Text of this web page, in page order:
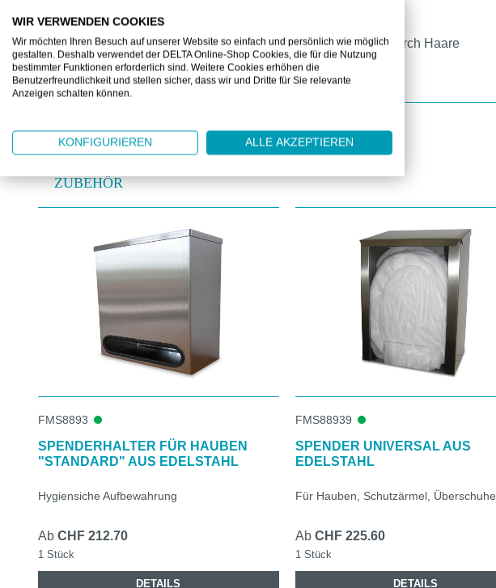
für den Kontakt mit Lebensmitteln zugelassen
optimaler und komfortabler Schutz vor Verunreinigung durch Haare
ideal für Mitarbeiter und Besucher in Hygienebereichen
ZUBEHÖR
Produktgalerie überspringen
FMS8893
SPENDERHALTER FÜR HAUBEN
"STANDARD" AUS EDELSTAHL
Hygiensiche Aufbewahrung
Ab CHF 212.70
1 Stück
DETAILS
FMS88939
SPENDER UNIVERSAL AUS
EDELSTAHL
Für Hauben, Schutzärmel, Überschuhe
Ab CHF 225.60
1 Stück
DETAILS
WIR VERWENDEN COOKIES
Wir möchten Ihren Besuch auf unserer Website so einfach und persönlich wie möglich
gestalten. Deshalb verwendet der DELTA Online-Shop Cookies, die für die Nutzung
bestimmter Funktionen erforderlich sind. Weitere Cookies erhöhen die
Benutzerfreundlichkeit und stellen sicher, dass wir und Dritte für Sie relevante
Anzeigen schalten können.
KONFIGURIEREN ALLE AKZEPTIEREN